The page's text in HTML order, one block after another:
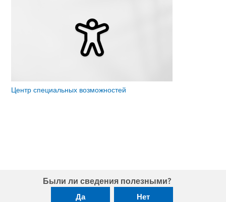
Центр специальных возможностей
Были ли сведения полезными?
Да Нет